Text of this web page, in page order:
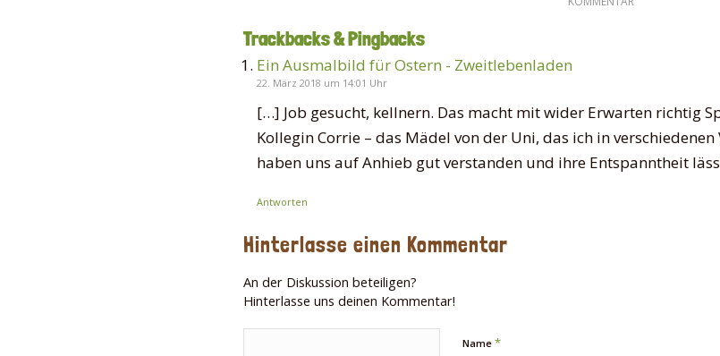
Trackbacks & Pingbacks
Ein Ausmalbild für Ostern - Zweitlebenladen
22. März 2018 um 14:01 Uhr
[…] Job gesucht, kellnern. Das macht mit wider Erwarten richtig
Kollegin Corrie – das Mädel von der Uni, das ich in
haben uns auf Anhieb gut verstanden und ihre Entspanntheit
Antworten
Hinterlasse einen Kommentar
An der Diskussion beteiligen?
Hinterlasse uns deinen Kommentar!
Name *